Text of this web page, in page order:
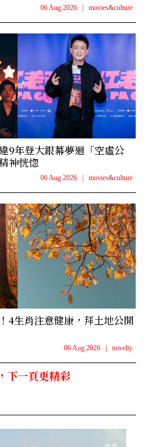
06 Aug 2026 | movies&culture
9年登大銀幕夢迴「空虛公
神恍惚
06 Aug 2026 | movies&culture
4生肖注意健康，拜土地公開
06 Aug 2026 | novelty
下一頁更精彩